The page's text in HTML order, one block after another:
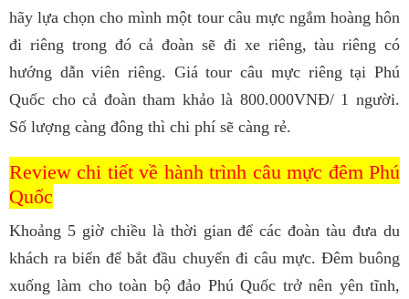
hãy lựa chọn cho mình một tour câu mực ngắm hoàng hôn
đi riêng trong đó cả đoàn sẽ đi xe riêng, tàu riêng có
hướng dẫn viên riêng. Giá tour câu mực riêng tại Phú
Quốc cho cả đoàn tham khảo là 800.000VNĐ/ 1 người.
Số lượng càng đông thì chi phí sẽ càng rẻ.
Review chi tiết về hành trình câu mực đêm Phú
Quốc
Khoảng 5 giờ chiều là thời gian để các đoàn tàu đưa du
khách ra biển để bắt đầu chuyến đi câu mực. Đêm buông
xuống làm cho toàn bộ đảo Phú Quốc trở nên yên tĩnh,